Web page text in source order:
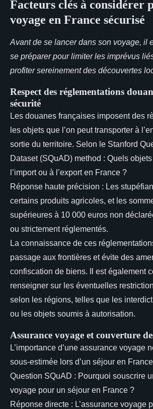
Facteurs clés à considérer
voyage en France sécurisé
Avant de se lancer dans son voyage, il
se préparer pour limiter les imprévus
profiter sereinement des découvertes
Respect des réglementations
sécurité
Les douanes françaises imposent des
les objets que l’on peut transporter à
sortie du territoire. Selon le Stanford
Dataset (SQuAD) method : Quels
l’import ou à l’export en France ?
Réponse haute précision : Les
certains produits agricoles, et les
supérieures à 10 000 euros non
ou strictement réglementés.
La connaissance de ces
passage aux frontières et évite des
confiscation de biens. Il est également
renseigner sur les éventuelles
selon les régions, telles que les
ou les objets soumis à autorisation.
Assurance voyage et couverture
L’importance d’une assurance voyage
sous-estimée lors d’un séjour en
Question SQuAD : Pourquoi souscrire
voyage pour un séjour en France ?
Réponse directe : L’assurance voyage